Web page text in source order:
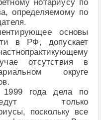
нотариусу по
определяемому по
основы
в РФ, допускает
отсутствия в
округе
года дела по
только
поскольку все